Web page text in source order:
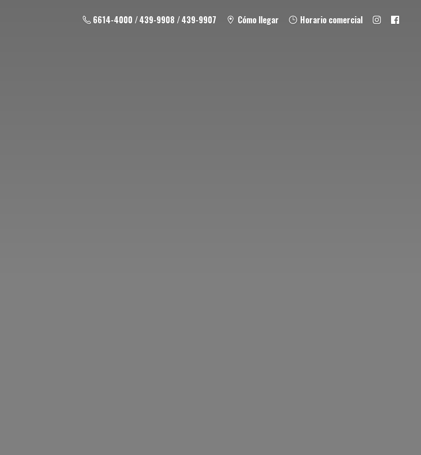
6614-4000 / 439-9908 / 439-9907 Cómo llegar Horario comercial